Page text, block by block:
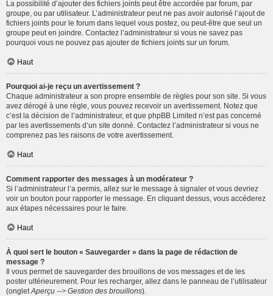
La possibilité d’ajouter des fichiers joints peut être accordée par forum, par
groupe, ou par utilisateur. L’administrateur peut ne pas avoir autorisé l’ajout de
fichiers joints pour le forum dans lequel vous postez, ou peut-être que seul un
groupe peut en joindre. Contactez l’administrateur si vous ne savez pas
pourquoi vous ne pouvez pas ajouter de fichiers joints sur un forum.
Haut
Pourquoi ai-je reçu un avertissement ?
Chaque administrateur a son propre ensemble de règles pour son site. Si vous
avez dérogé à une règle, vous pouvez recevoir un avertissement. Notez que
c’est la décision de l’administrateur, et que phpBB Limited n’est pas concerné
par les avertissements d’un site donné. Contactez l’administrateur si vous ne
comprenez pas les raisons de votre avertissement.
Haut
Comment rapporter des messages à un modérateur ?
Si l’administrateur l’a permis, allez sur le message à signaler et vous devriez
voir un bouton pour rapporter le message. En cliquant dessus, vous accéderez
aux étapes nécessaires pour le faire.
Haut
À quoi sert le bouton « Sauvegarder » dans la page de rédaction de
message ?
Il vous permet de sauvegarder des brouillons de vos messages et de les
poster ultérieurement. Pour les recharger, allez dans le panneau de l’utilisateur
(onglet Aperçu --> Gestion des brouillons).